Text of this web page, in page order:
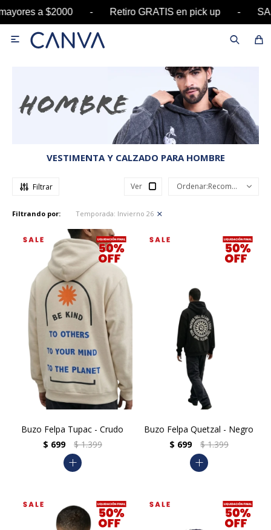
- Retiro GRATIS en pick up - SALE hasta 60%

VESTIMENTA Y CALZADO PARA HOMBRE
Ver Recomendados
Filtrando por: Temporada: Invierno 26
Buzo Felpa Tupac - Crudo
$ 699 $ 1.399
add
Buzo Felpa Quetzal - Negro
$ 699 $ 1.399
add